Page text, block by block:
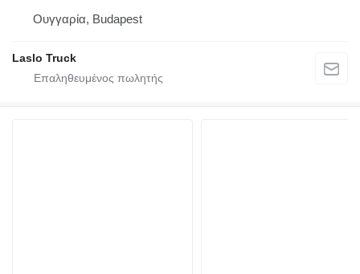
Ουγγαρία, Budapest
Laslo Truck